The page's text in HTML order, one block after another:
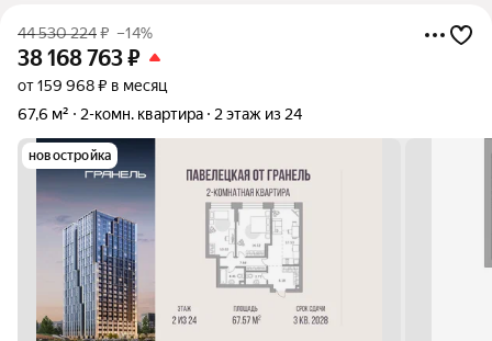
44 530 224₽ –14%
38 168 763₽
от 159 968 ₽ в месяц
67,6 м²
2-комн. квартира 2 этаж из 24
новостройка